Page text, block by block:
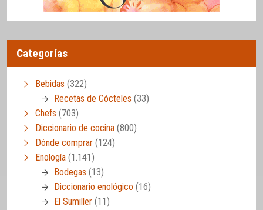
Categorías
Bebidas (322)
Recetas de Cócteles (33)
Chefs (703)
Diccionario de cocina (800)
Dónde comprar (124)
Enología (1.141)
Bodegas (13)
Diccionario enológico (16)
El Sumiller (11)